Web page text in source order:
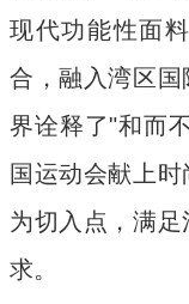
现代功能性面
合，融入湾区
界诠释了"和而
国运动会献上
为切入点，满
求。